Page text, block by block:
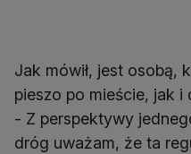
Jak mówił, jest osobą,
pieszo po mieście, jak
- Z perspektywy
dróg uważam, że ta